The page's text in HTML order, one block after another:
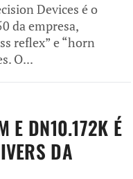
Devices é o
da empresa,
reflex” e “horn
O...
E DN10.172K É
DA